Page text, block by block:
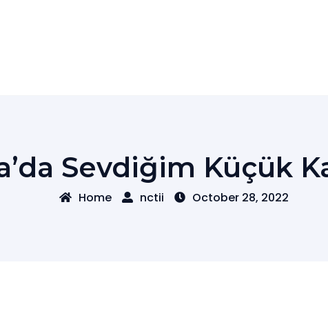
Sevdiğim Küçük
Home nctii October 28, 2022